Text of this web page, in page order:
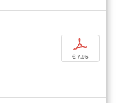
p
€ 7,95